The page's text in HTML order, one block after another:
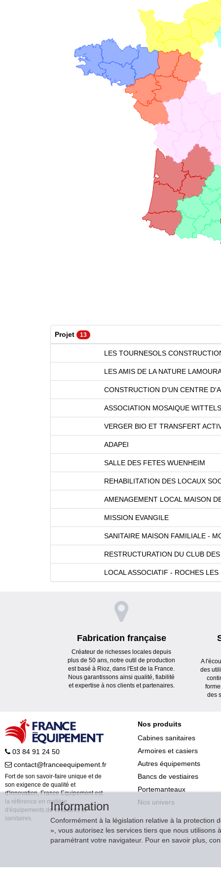
Projet 13
LES TOURNESOLS
LES AMIS DE LA NATURE
CONSTRUCTION D'UN CENTRE
ASSOCIATION MOSAIQUE
VERGER BIO ET TRANSFERT
ADAPEI
SALLE DES FETES WUENHEIM
REHABILITATION DES LOCAUX
AMENAGEMENT LOCAL MAISON
MISSION EVANGILE
SANITAIRE MAISON FAMILIALE -
RESTRUCTURATION DU CLUB
LOCAL ASSOCIATIF - ROCHES
Fabrication française
Créateur de richesses locales depuis
plus de 50 ans, notre outil de production
est basé à Rioz, dans l'Est de la France.
Nous garantissons ainsi qualité, fiabilité
et expertise à nos clients et partenaires.
A
des
des
03 84 91 24 50
contact@franceequipement.fr
Fort de son savoir-faire unique et de
son exigence de qualité et
d'innovation, France Equipement est
la référence en matière
d'équipements de vestiaires et
sanitaires.
Nos produits
Cabines sanitaires
Armoires et casiers
Autres équipements
Bancs de vestiaires
Portemanteaux
Nos univers
Information
Conformément à la législation relative à la protection
», vous autorisez les services tiers que nous
paramétrant votre navigateur. Pour en savoir plus,